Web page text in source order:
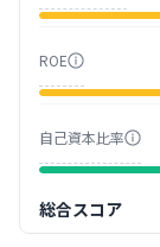
ROE
自己資本比率
総合スコア